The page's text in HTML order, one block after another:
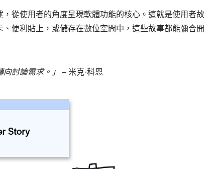
從使用者的角度呈現軟體功能的核心。這就是使用者
便利貼上，或儲存在數位空間中，這些故事都能彌合
討論需求。」 – 米克·科恩